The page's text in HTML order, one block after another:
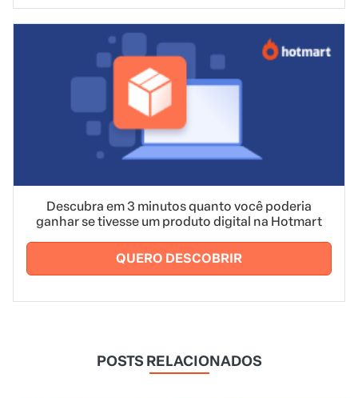
Descubra em 3 minutos quanto você poderia
ganhar se tivesse um produto digital na Hotmart
QUERO DESCOBRIR
POSTS RELACIONADOS